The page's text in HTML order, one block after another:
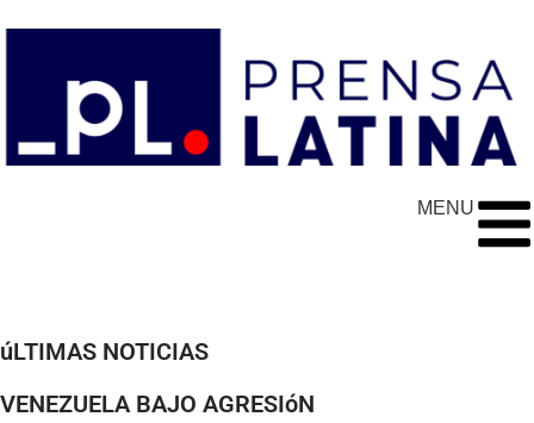
MENU
úLTIMAS NOTICIAS
VENEZUELA BAJO AGRESIóN